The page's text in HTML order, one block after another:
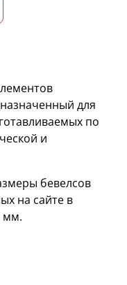
для
по
и
бевелсов
на сайте в
мм.